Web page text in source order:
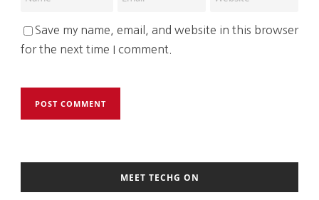
Save my name, email, and website in this browser
for the next time I comment.
MEET TECHG ON